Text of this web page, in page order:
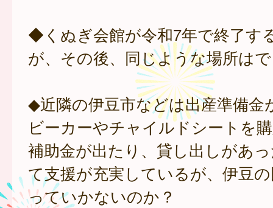
◆くぬぎ会館が令和7年で終了す
が、その後、同じような場所は
◆近隣の伊豆市などは出産準備金
ビーカーやチャイルドシートを
補助金が出たり、貸し出しがあ
て支援が充実しているが、伊豆
っていかないのか？